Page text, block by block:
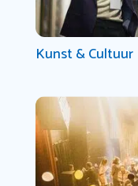
Kunst & Cultuur